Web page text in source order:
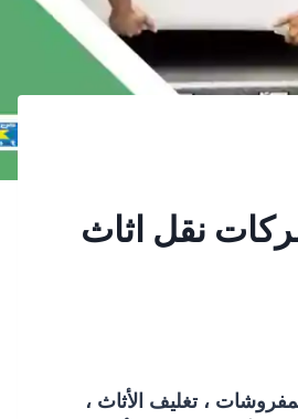
عفش الرابية 52227344 شركات نقل اثاث
، تغليف الأثاث ،